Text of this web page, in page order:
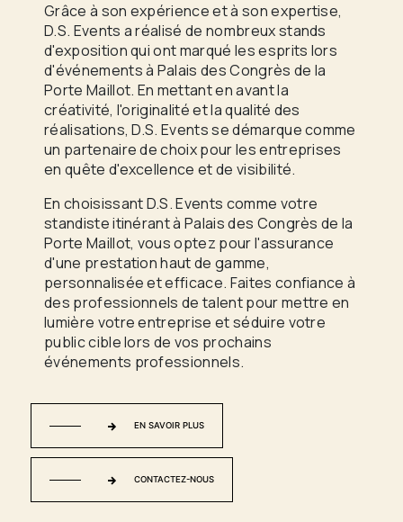
Grâce à son expérience et à son expertise,
D.S. Events a réalisé de nombreux stands
d'exposition qui ont marqué les esprits lors
d'événements à Palais des Congrès de la
Porte Maillot. En mettant en avant la
créativité, l'originalité et la qualité des
réalisations, D.S. Events se démarque comme
un partenaire de choix pour les entreprises
en quête d'excellence et de visibilité.
En choisissant D.S. Events comme votre
standiste itinérant à Palais des Congrès de la
Porte Maillot, vous optez pour l'assurance
d'une prestation haut de gamme,
personnalisée et efficace. Faites confiance à
des professionnels de talent pour mettre en
lumière votre entreprise et séduire votre
public cible lors de vos prochains
événements professionnels.
EN SAVOIR PLUS
CONTACTEZ-NOUS